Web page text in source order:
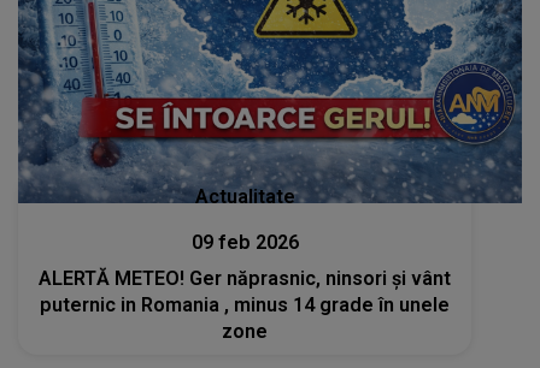
Actualitate
09 feb 2026
ALERTĂ METEO! Ger năprasnic, ninsori și vânt
puternic in Romania , minus 14 grade în unele
zone